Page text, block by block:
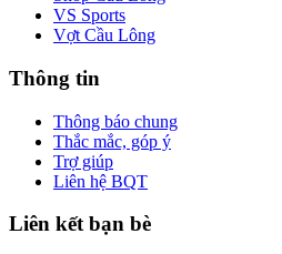
VS Sports
Vợt Cầu Lông
Thông tin
Thông báo chung
Thắc mắc, góp ý
Trợ giúp
Liên hệ BQT
Liên kết bạn bè